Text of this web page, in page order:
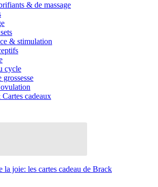
& de massage
& stimulation
cycle
grossesse
cadeaux
la joie: les cartes cadeau de Brack